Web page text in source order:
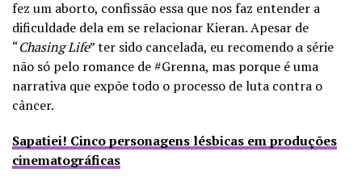
fez um aborto, confissão essa que nos faz entender a
dificuldade dela em se relacionar Kieran. Apesar de
“Chasing Life” ter sido cancelada, eu recomendo a série
não só pelo romance de #Grenna, mas porque é uma
narrativa que expõe todo o processo de luta contra o
câncer.
Sapatiei! Cinco personagens lésbicas em produções
cinematográficas